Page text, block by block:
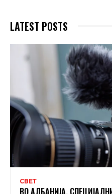
LATEST POSTS
СВЕТ
ВО АЛБАНИЈА,